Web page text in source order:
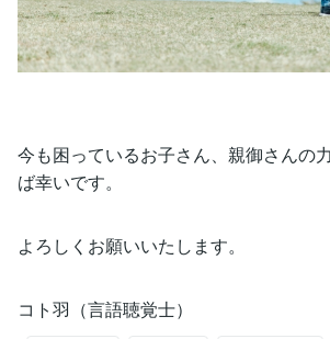
今も困っているお子さん、親御さんの
ば幸いです。
よろしくお願いいたします。
コト羽（言語聴覚士）